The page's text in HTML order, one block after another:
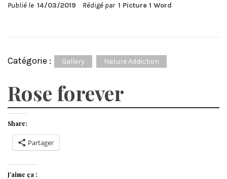
Publié le 14/03/2019 Rédigé par 1 Picture 1 Word
Catégorie : Gallery Nature Addiction
Rose forever
Share:
Partager
J’aime ça :